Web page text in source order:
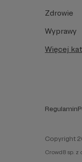
Zdrowie
Wyprawy
Więcej
Regulamin
Copyright
Crowd8 sp. z